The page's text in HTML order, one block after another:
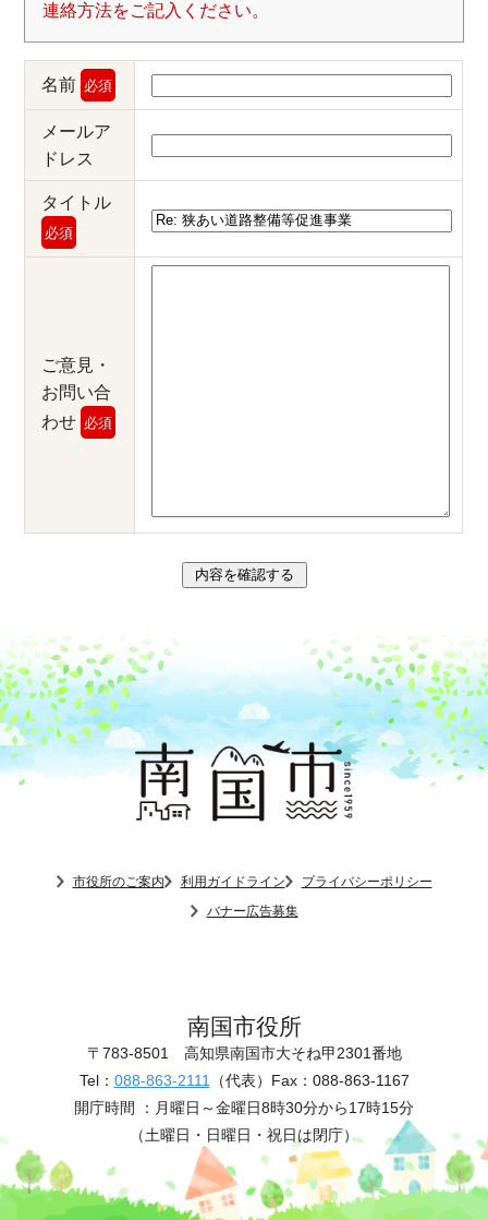
連絡方法をご記入ください。
名前 必須
メールア
ドレス
タイトル
必須
ご意見・
お問い合
わせ 必須
市役所のご案内 利用ガイドライン
プライバシーポリシー
バナー広告募集
南国市役所
〒783-8501 高知県南国市大そね甲2301番地
Tel： 088-863-2111 （代表） Fax：088-863-1167
開庁時間 ： 月曜日～金曜日8時30分から17時15分
（土曜日・日曜日・祝日は閉庁）